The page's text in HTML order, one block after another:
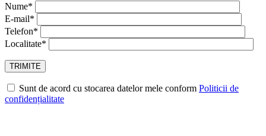
Nume*
E-mail*
Telefon*
Localitate*
Sunt de acord cu stocarea datelor mele conform Politicii de
confidențialitate